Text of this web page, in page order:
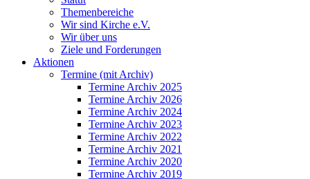
Themenbereiche
Wir sind Kirche e.V.
Wir über uns
Ziele und Forderungen
Aktionen
Termine (mit Archiv)
Termine Archiv 2025
Termine Archiv 2026
Termine Archiv 2024
Termine Archiv 2023
Termine Archiv 2022
Termine Archiv 2021
Termine Archiv 2020
Termine Archiv 2019